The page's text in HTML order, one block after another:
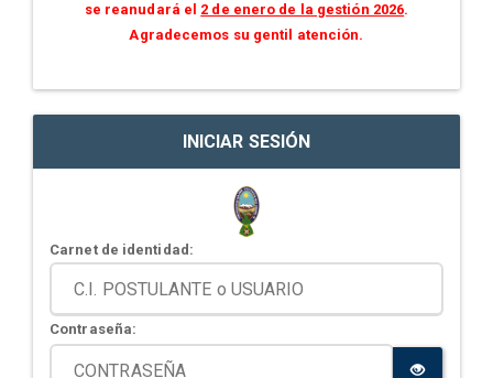
se reanudará el 2 de enero de la gestión 2026.
Agradecemos su gentil atención.
INICIAR SESIÓN
Carnet de identidad:
Contraseña: